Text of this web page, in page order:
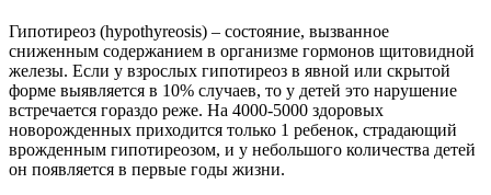
Гипотиреоз (hypothyreosis) – состояние, вызванное
сниженным содержанием в организме гормонов щитовидной
железы. Если у взрослых гипотиреоз в явной или скрытой
форме выявляется в 10% случаев, то у детей это нарушение
встречается гораздо реже. На 4000-5000 здоровых
новорожденных приходится только 1 ребенок, страдающий
врожденным гипотиреозом, и у небольшого количества детей
он появляется в первые годы жизни.